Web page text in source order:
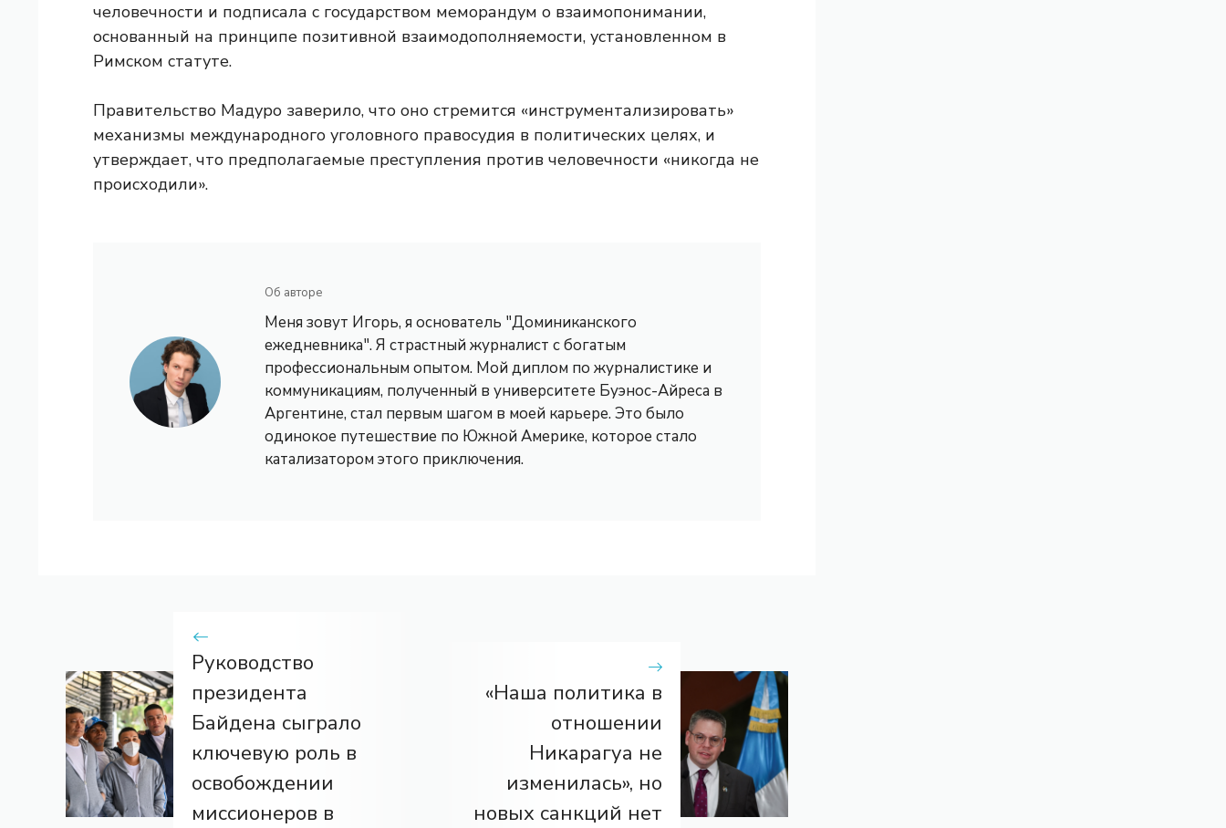
человечности и подписала с государством меморандум о взаимопонимании,
основанный на принципе позитивной взаимодополняемости, установленном в
Римском статуте.
Правительство Мадуро заверило, что оно стремится «инструментализировать»
механизмы международного уголовного правосудия в политических целях, и
утверждает, что предполагаемые преступления против человечности «никогда не
происходили».
Об авторе
Меня зовут Игорь, я основатель "Доминиканского
ежедневника". Я страстный журналист с богатым
профессиональным опытом. Мой диплом по журналистике и
коммуникациям, полученный в университете Буэнос-Айреса в
Аргентине, стал первым шагом в моей карьере. Это было
одинокое путешествие по Южной Америке, которое стало
катализатором этого приключения.
Руководство
президента
Байдена сыграло
ключевую роль в
освобождении
миссионеров в
«Наша политика в
отношении
Никарагуа не
изменилась», но
новых санкций нет